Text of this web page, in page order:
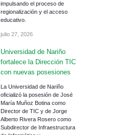
impulsando el proceso de
regionalización y el acceso
educativo.
julio 27, 2026
Universidad de Nariño
fortalece la Dirección TIC
con nuevas posesiones
La Universidad de Nariño
oficializó la posesión de José
María Muñoz Botina como
Director de TIC y de Jorge
Alberto Rivera Rosero como
Subdirector de Infraestructura